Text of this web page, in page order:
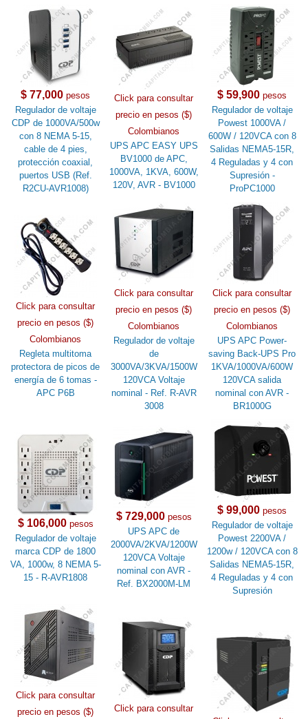
$ 77,000 pesos
Regulador de voltaje
CDP de 1000VA/500w
con 8 NEMA 5-15,
cable de 4 pies,
protección coaxial,
puertos USB (Ref.
R2CU-AVR1008)
Click para consultar
precio en pesos ($)
Colombianos
UPS APC EASY UPS
BV1000 de APC,
1000VA, 1KVA, 600W,
120V, AVR - BV1000
$ 59,900 pesos
Regulador de voltaje
Powest 1000VA /
600W / 120VCA con 8
Salidas NEMA5-15R,
4 Reguladas y 4 con
Supresión -
ProPC1000
Click para consultar
precio en pesos ($)
Colombianos
Regleta multitoma
protectora de picos de
energía de 6 tomas -
APC P6B
Click para consultar
precio en pesos ($)
Colombianos
Regulador de voltaje
de
3000VA/3KVA/1500W
120VCA Voltaje
nominal - Ref. R-AVR
3008
Click para consultar
precio en pesos ($)
Colombianos
UPS APC Power-
saving Back-UPS Pro
1KVA/1000VA/600W
120VCA salida
nominal con AVR -
BR1000G
$ 106,000pesos
Regulador de voltaje
marca CDP de 1800
VA, 1000w, 8 NEMA 5-
15 - R-AVR1808
$ 729,000pesos
UPS APC de
2000VA/2KVA/1200W
120VCA Voltaje
nominal con AVR -
Ref. BX2000M-LM
$ 99,000 pesos
Regulador de voltaje
Powest 2200VA /
1200w / 120VCA con 8
Salidas NEMA5-15R,
4 Reguladas y 4 con
Supresión
Click para consultar
precio en pesos ($)
Click para consultar